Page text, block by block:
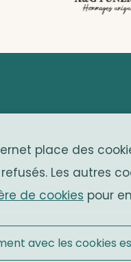
place des
Les autres
de cookies pour
avec les cookies
642 25 20
1050
légales|Cookies